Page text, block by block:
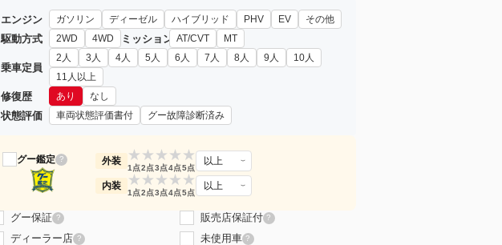
エンジン ガソリン ディーゼル ハイブリッド PHV EV その他
駆動方式 2WD 4WD ミッション AT/CVT MT
乗車定員
2人 3人 4人 5人 6人 7人 8人 9人
10人
11人以上
修復歴 あり なし
状態評価 車両状態評価書付 グー故障診断済み
グー鑑定 ? 外装 ★
1点
★
2点
★
3点
★
4点
★
5点
以上
内装 ★
1点
★
2点
★
3点
★
4点
★
5点
以上
グー保証 ? 販売店保証付 ?
ディーラー店 ? 未使用車 ?